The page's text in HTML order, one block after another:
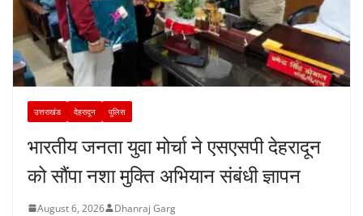
उत्तराखंड देहरादून पुलिस
भारतीय जनता युवा मोर्चा ने एसएसपी देहरादून
को सौंपा नशा मुक्ति अभियान संबंधी ज्ञापन
August 6, 2026 Dhanraj Garg